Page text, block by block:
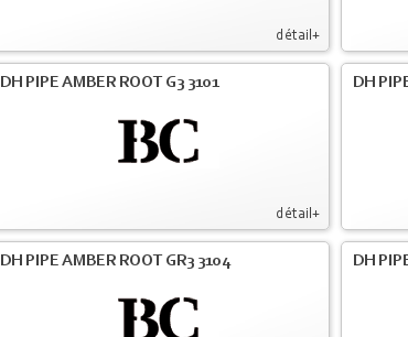
détail+
détail+
DH PIPE AMBER ROOT G3 3101 DH
DH PIPE AMBER ROOT GR3 3104 DH